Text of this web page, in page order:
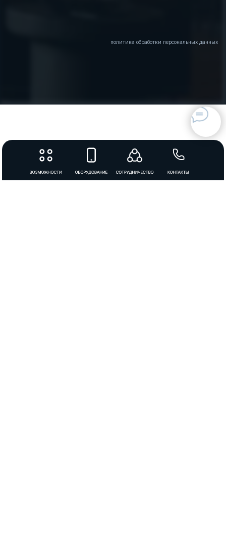
политика обработки персональных данных